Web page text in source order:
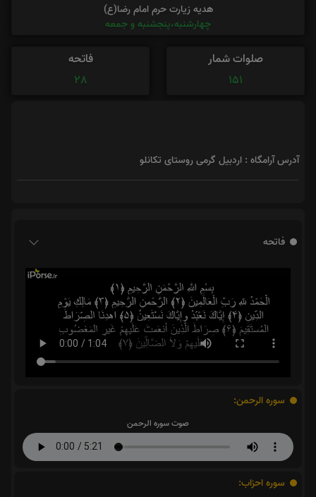
هدیه زیارت حرم امام رضا(ع)
چهارشنبه،پنجشنبه و جمعه
صلوات شمار
151
فاتحه
28
آدرس آرامگاه : اردبیل گرمی روستای تکانلو
فاتحه
سوره الرحمن:
صوت سوره الرحمن
سوره احزاب: